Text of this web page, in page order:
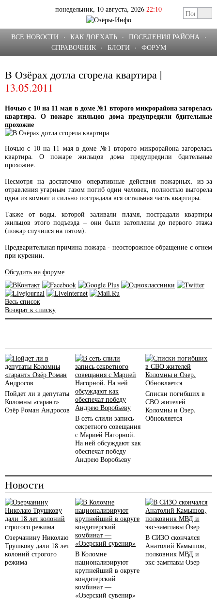
понедельник, 10 августа, 2026 22:10
ВСЕ НОВОСТИ · КАК ДОЕХАТЬ · ПОСЕЛЕНИЯ РАЙОНА
·
СПРАВОЧНИК
· БЛОГИ · ФОРУМ
В Озёрах дотла сгорела квартира |
13.05.2011
Ночью с 10 на 11 мая в доме №1 второго микрорайона загорелась
квартира. О пожаре жильцов дома предупредили бдительные
прохожие
Ночью с 10 на 11 мая в доме №1 второго микрорайона загорелась
квартира. О пожаре жильцов дома предупредили бдительные
прохожие.
Несмотря на достаточно оперативные действия пожарных, из-за
отравления угарным газом погиб один человек, полностью выгорела
одна из комнат и сильно пострадала вся остальная часть квартиры.
Также от воды, которой заливали пламя, пострадали квартиры
жильцов этого подъезда – они были затоплены до первого этажа
(пожар случился на пятом).
Предварительная причина пожара - неосторожное обращение с огнем
при курении.
Обсудить на форуме
Весь список
Возврат к списку
Пойдет ли в депутаты
Коломны «гарант»
Озёр Роман Андросов
В сеть слили запись
секретного совещания
с Марией Нагорной.
На ней обсуждают как
обеспечат победу
Андрею Воробьеву
Списки погибших в
СВО жителей
Коломны и Озер.
Обновляется
Новости
Озерчанину Николаю
Трушкову дали 18 лет
колоний строгого
режима
В Коломне
национализируют
крупнейший в округе
кондитерский
комбинат —
«Озерский сувенир»
В СИЗО скончался
Анатолий Камышов,
полковник МВД и
экс-замглавы Озер